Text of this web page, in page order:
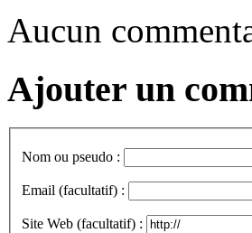
Aucun
Ajouter un
Nom ou pseudo :
Email (facultatif) :
Site Web (facultatif) :